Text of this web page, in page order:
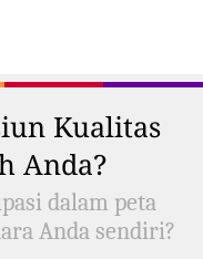
Kualitas
Anda?
dalam peta
Anda sendiri?